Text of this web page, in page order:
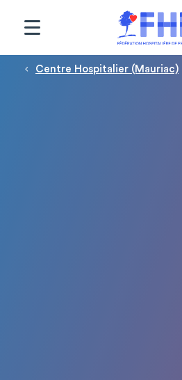
Fil d'Ariane
Centre Hospitalier (Mauriac)
Panneau de gestion des cookies